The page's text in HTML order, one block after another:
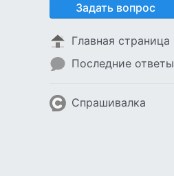
Задать вопрос
Главная страница
Последние ответы
Спрашивалка